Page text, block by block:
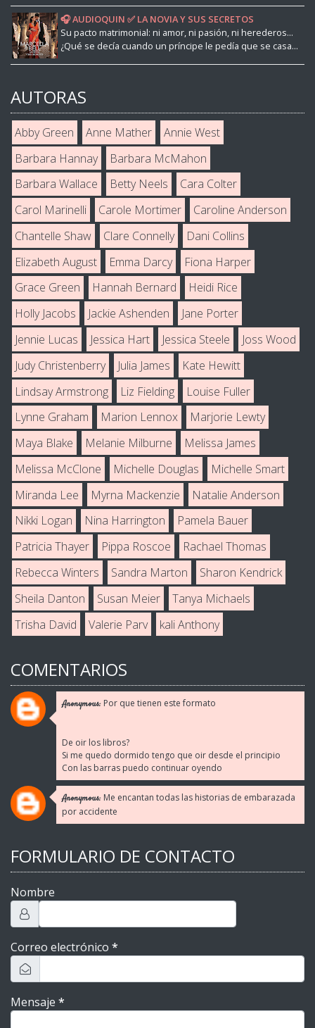
🎧 AUDIOQUIN ✅ LA NOVIA Y SUS SECRETOS
Su pacto matrimonial: ni amor, ni pasión, ni herederos...
¿Qué se decía cuando un príncipe le pedía que se casa...
AUTORAS
Abby Green Anne Mather
Annie West
Barbara Hannay
Barbara McMahon
Barbara Wallace
Betty Neels
Cara Colter
Carol Marinelli
Carole Mortimer
Caroline Anderson
Chantelle Shaw
Clare Connelly
Dani Collins
Elizabeth August
Emma Darcy
Fiona Harper
Grace Green
Hannah Bernard
Heidi Rice
Holly Jacobs
Jackie Ashenden
Jane Porter
Jennie Lucas
Jessica Hart Jessica Steele
Joss Wood
Judy Christenberry
Julia James
Kate Hewitt
Lindsay Armstrong
Liz Fielding
Louise Fuller
Lynne Graham
Marion Lennox
Marjorie Lewty
Maya Blake
Melanie Milburne
Melissa James
Melissa McClone
Michelle Douglas
Michelle Smart
Miranda Lee
Myrna Mackenzie
Natalie Anderson
Nikki Logan
Nina Harrington
Pamela Bauer
Patricia Thayer
Pippa Roscoe
Rachael Thomas
Rebecca Winters
Sandra Marton
Sharon Kendrick
Sheila Danton
Susan Meier
Tanya Michaels
Trisha David
Valerie Parv kali Anthony
COMENTARIOS
Anonymous: Por que tienen este formato
De oir los libros?
Si me quedo dormido tengo que oir desde el principio
Con las barras puedo continuar oyendo
Anonymous: Me encantan todas las historias de embarazada
por accidente
FORMULARIO DE CONTACTO
Nombre
Correo electrónico *
Mensaje *